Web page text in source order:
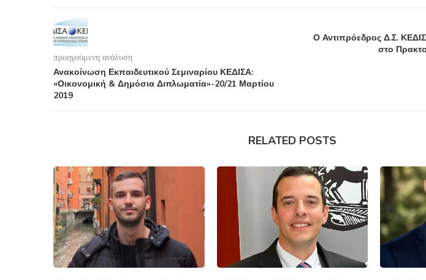
προηγούμενη ανάλυση
Ανακοίνωση Εκπαιδευτικού Σεμιναρίου ΚΕΔΙΣΑ:
«Οικονομική & Δημόσια Διπλωματία»-20/21 Μαρτίου
2019
Ο Αντιπρόεδρος Δ.Σ.
στο
RELATED POSTS